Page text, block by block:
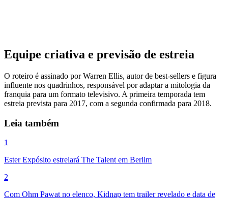
Equipe criativa e previsão de estreia
O roteiro é assinado por Warren Ellis, autor de best-sellers e figura
influente nos quadrinhos, responsável por adaptar a mitologia da
franquia para um formato televisivo. A primeira temporada tem
estreia prevista para 2017, com a segunda confirmada para 2018.
Leia também
1
Ester Expósito estrelará The Talent em Berlim
2
Com Ohm Pawat no elenco, Kidnap tem trailer revelado e data de